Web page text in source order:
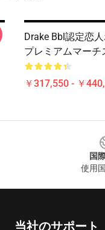
Drake Bbl認定恋
プレミアムマーチ
￥317,550 - ￥
国
使用
当社のサポート